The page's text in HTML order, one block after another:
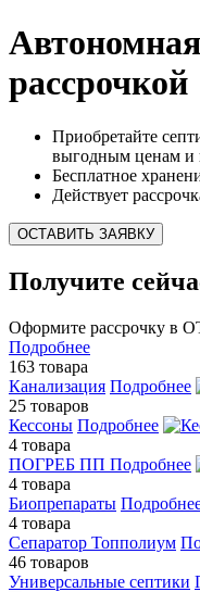
рассрочкой
Приобретайте
выгодным ценам и
Бесплатное
Действует
ОСТАВИТЬ ЗАЯВКУ
Получите
Оформите рассрочку в
Подробнее
163 товара
Канализация Подробнее
25 товаров
Кессоны Подробнее
4 товара
ПОГРЕБ ПП Подробнее
4 товара
Биопрепараты
4 товара
Сепаратор Топполиум
46 товаров
Универсальные септики